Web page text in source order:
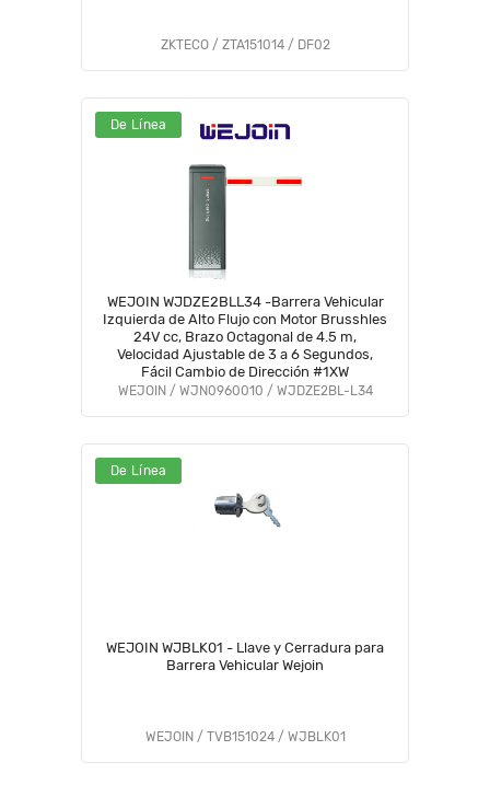
ZKTECO / ZTA151014 / DF02
De Línea
WEJOIN WJDZE2BLL34 -Barrera Vehicular
Izquierda de Alto Flujo con Motor Brusshles
24V cc, Brazo Octagonal de 4.5 m,
Velocidad Ajustable de 3 a 6 Segundos,
Fácil Cambio de Dirección #1XW
WEJOIN / WJN0960010 / WJDZE2BL-L34
De Línea
WEJOIN WJBLK01 - Llave y Cerradura para
Barrera Vehicular Wejoin
WEJOIN / TVB151024 / WJBLK01